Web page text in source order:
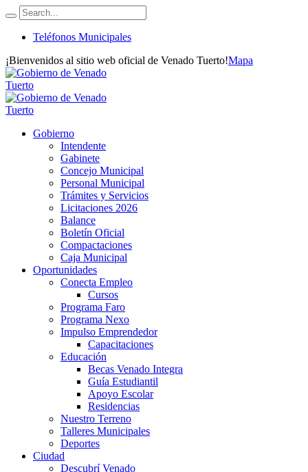
Teléfonos Municipales
¡Bienvenidos al sitio web oficial de Venado Tuerto!Mapa
Gobierno
Intendente
Gabinete
Concejo Municipal
Personal Municipal
Trámites y Servicios
Licitaciones 2026
Balance
Boletín Oficial
Compactaciones
Caja Municipal
Oportunidades
Conecta Empleo
Cursos
Programa Faro
Programa Nexo
Impulso Emprendedor
Capacitaciones
Educación
Becas Venado Integra
Guía Estudiantil
Apoyo Escolar
Residencias
Nuestro Terreno
Talleres Municipales
Deportes
Ciudad
Descubrí Venado